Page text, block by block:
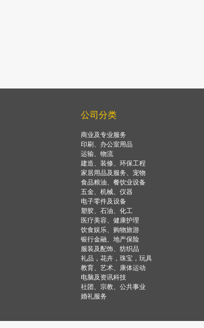
公司分类
商业及专业服务
印刷、办公室用品
运输、物流
建造、装修、环保工程
家居用品及服务、宠物
食品粮油、餐饮业设备
五金、机械、仪器
电子零件及设备
塑胶、石油、化工
医疗美容、健康护理
饮食娱乐、购物旅游
银行金融、地产保险
服装及配饰、纺织品
礼品，花卉，珠宝，玩具
教育、艺术、康体运动
电脑及资讯科技
社团、宗教、公共事业
婚礼服务